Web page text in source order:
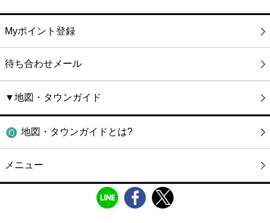
Myポイント登録
待ち合わせメール
▼地図・タウンガイド
地図・タウンガイドとは?
メニュー